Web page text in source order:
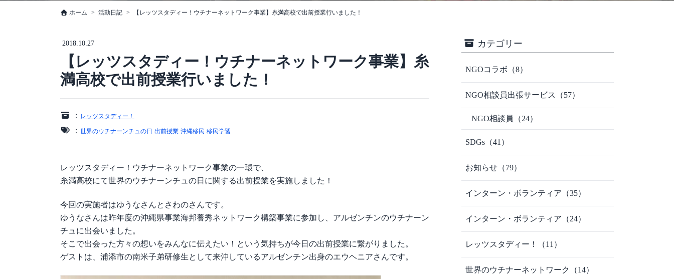
ホーム 活動日記 【レッツスタディー！ウチナーネットワーク事業】糸満高校で出前授業行いました！
2018.10.27
【レッツスタディー！ウチナーネットワーク事業】糸
満高校で出前授業行いました！
： レッツスタディー！
： 世界のウチナーンチュの日 出前授業 沖縄移民 移民学習
レッツスタディー！ウチナーネットワーク事業の一環で、
糸満高校にて世界のウチナーンチュの日に関する出前授業を実施しました！
今回の実施者はゆうなさんとさわのさんです。
ゆうなさんは昨年度の沖縄県事業海邦養秀ネットワーク構築事業に参加し、アルゼンチンのウチナーン
チュに出会いました。
そこで出会った方々の想いをみんなに伝えたい！という気持ちが今日の出前授業に繋がりました。
ゲストは、浦添市の南米子弟研修生として来沖しているアルゼンチン出身のエウヘニアさんです。
カテゴリー
NGOコラボ （8）
NGO相談員出張サービス （57）
NGO相談員 （24）
SDGs （41）
お知らせ （79）
インターン・ボランティア （35）
インターン・ボランティア （24）
レッツスタディー！ （11）
世界のウチナーネットワーク （14）